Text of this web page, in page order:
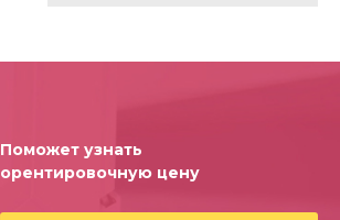
Поможет узнать
орентировочную цену